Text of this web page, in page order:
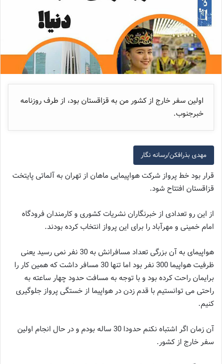
اولین سفر خارج از کشور من به قزاقستان بود، از طرف روزنامه
خبرجنوب.
مهدی بذرافکن/رسانه نگار
قرار بود خط پرواز شرکت هواپیمایی ماهان از تهران به آلماتی پایتخت
قزاقستان افتتاح شود.
از این رو تعدادی از خبرنگاران نشریات کشوری و کارمندان فرودگاه
امام خمینی و مهرآباد را برای این پرواز انتخاب کرده بودند.
هواپیمای به آن بزرگی تعداد مسافرانش به 30 نفر نمی رسید یعنی
ظرفیت هواپیما 300 نفر بود اما تنها 30 مسافر داشت که همین کار را
برایمان راحت کرده بود و با توجه به مسافت حدود چهار ساعته به
راحتی می توانستیم با قدم زدن در هواپیما از خستگی پرواز جلوگیری
کنیم.
آن زمان اگر اشتباه نکنم حدودا 30 ساله بودم و در حال انجام اولین
سفر خارج از کشور.